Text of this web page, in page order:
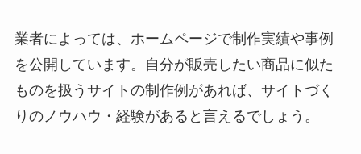
業者によっては、ホームページで制作実績や事例
を公開しています。自分が販売したい商品に似た
ものを扱うサイトの制作例があれば、サイトづく
りのノウハウ・経験があると言えるでしょう。